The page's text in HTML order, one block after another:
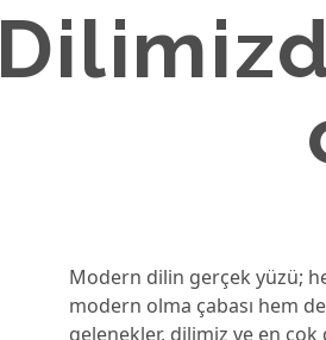
Modern dilin gerçek yüzü;
modern olma çabası hem
gelenekler, dilimiz ve en